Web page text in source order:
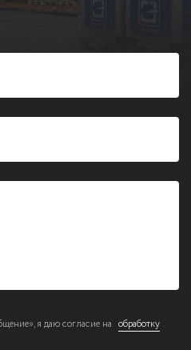
я даю согласие на обработку